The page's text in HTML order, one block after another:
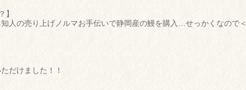
】
人の売り上げノルマお手伝いで静岡産の鰻を購入…せっかくなので＜
だけました！！